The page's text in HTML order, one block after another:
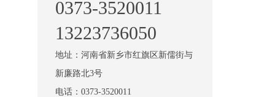
0373-3520011
13223736050
地址：河南省新乡市红旗区新儒街与
新廉路北3号
电话：0373-3520011